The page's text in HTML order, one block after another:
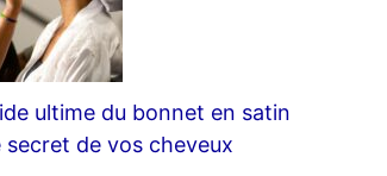
ultime du bonnet en satin
secret de vos cheveux